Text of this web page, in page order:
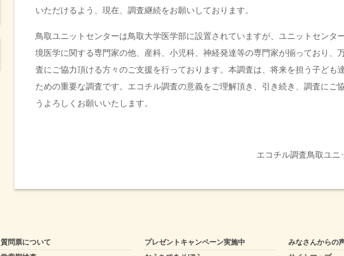
いただけるよう、現在、調査継続をお願いしております。
鳥取ユニットセンターは鳥取大学医学部に設置されていますが、ユニットセンタ
境医学に関する専門家の他、産科、小児科、神経発達等の専門家が揃っており、
査にご協力頂ける方々のご支援を行っております。本調査は、将来を担う子ども
ための重要な調査です。エコチル調査の意義をご理解頂き、引き続き、調査にご
うよろしくお願いいたします。
エコチル調査鳥取ユニ
質問票について
プレゼントキャンペーン実施中
みなさんからの